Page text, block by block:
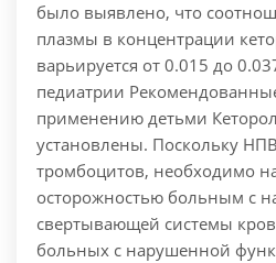
было выявлено, что
плазмы в концентрации
варьируется от 0.015 до
педиатрии
применению детьми
установлены. Поскольку
тромбоцитов, необходимо
осторожностью больным с
свертывающей системы
больных с нарушенной